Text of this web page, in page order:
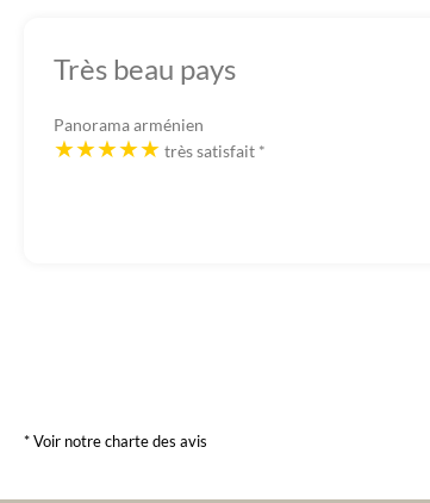
Très beau pays
Panorama arménien
très satisfait *
* Voir notre charte des avis